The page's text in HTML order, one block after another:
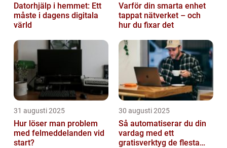
Datorhjälp i hemmet: Ett
måste i dagens digitala
värld
Varför din smarta enhet
tappat nätverket – och
hur du fixar det
31 augusti 2025
Hur löser man problem
med felmeddelanden vid
start?
30 augusti 2025
Så automatiserar du din
vardag med ett
gratisverktyg de flesta